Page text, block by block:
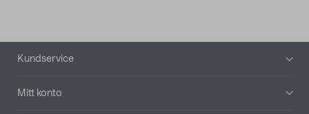
Sidfot
Kundservice
Mitt konto